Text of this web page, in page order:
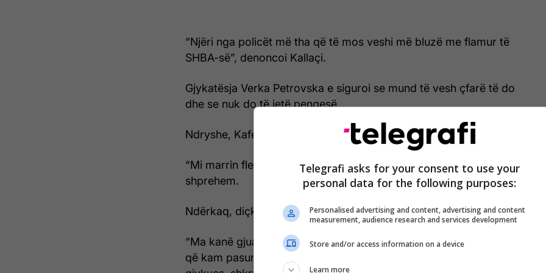
“Njëri nga policët më tha që të mos veshi më bluzë me flamur të
SHBA-së”, denoncoi Kallaçi.
Gjykatësja Verka Petrovska e siguroi se mund të vesh çfarë të do
dhe se nuk do të jetë pengesë.
Ndryshe, Kafexholli denoncoi se nuk ia lejojnë fletoret në qeli.
“Mi marrin fletoret në burg. Unë mendoj se kam të drejt të
shprehem.
Ndërkaq, diçka të ngjashme denoncoi edhe Valdet Zekaj
“Ma kanë gjuajt Biblën. Ma kanë shkoç edhe librin për Nënën Terezë
që kam pasur. Shyqyr që s’kam qenë aty”, tha Zekaj para trupit
Telegrafi asks for your consent to use your
personal data for the following purposes:
Personalised advertising and content, advertising and content
measurement, audience research and services development
Store and/or access information on a device
Learn more